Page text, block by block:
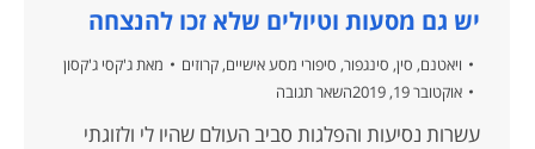
יש גם מסעות וטיולים שלא זכו להנצחה
ויאטנם, סין, סינגפור, סיפורי מסע אישיים, קרוזים מאת ג'קסי ג'קסון
אוקטובר 19, 2019
השאר תגובה
עשרות נסיעות והפלגות סביב העולם שהיו לי ולזוגתי